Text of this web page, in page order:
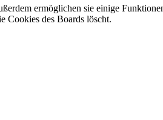
ermöglichen sie einige
Cookies des Boards löscht.